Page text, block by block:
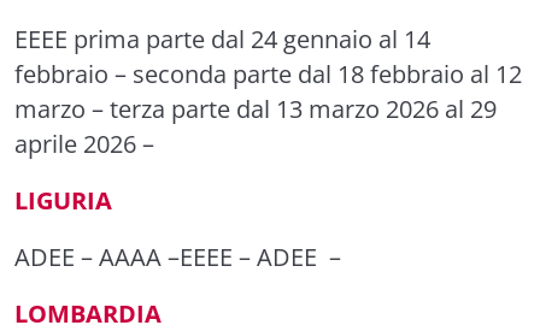
EEEE prima parte dal 24 gennaio al 14
febbraio – seconda parte dal 18 febbraio al 12
marzo –terza parte dal 13 marzo 2026 al 29
aprile 2026 –
LIGURIA
ADEE –AAAA–EEEE –ADEE –
LOMBARDIA